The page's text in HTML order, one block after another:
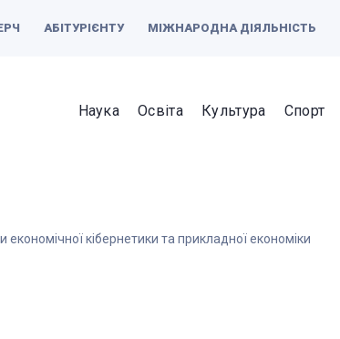
АБІТУРІЄНТУ МІЖНАРОДНА ДІЯЛЬНІСТЬ
Наука Освіта Культура Спорт
кібернетики та прикладної економіки